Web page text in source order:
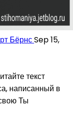
БёрнсSep 15,
текст
написанный в
Ты